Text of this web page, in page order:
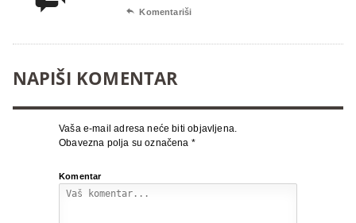
 Komentariši
NAPIŠI KOMENTAR
Vaša e-mail adresa neće biti objavljena.
Obavezna polja su označena *
Komentar